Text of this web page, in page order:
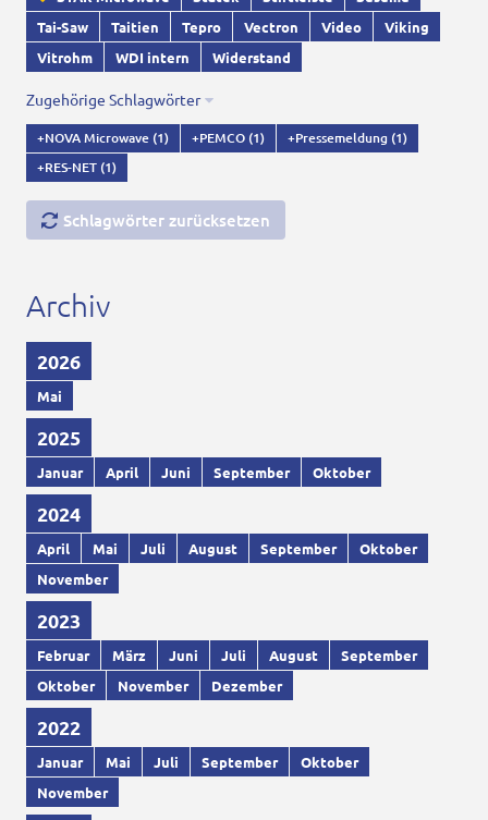
Tai-Saw
Taitien Tepro Vectron Video
Viking
Vitrohm
WDI intern Widerstand
Zugehörige Schlagwörter
+NOVA Microwave (1) +PEMCO (1) +Pressemeldung (1)
+RES-NET (1)
Schlagwörter zurücksetzen
Archiv
2026
Mai
2025
Januar April Juni September Oktober
2024
April Mai Juli August September
Oktober
November
2023
Februar März Juni Juli August
September
Oktober
November Dezember
2022
Januar Mai Juli September
Oktober
November